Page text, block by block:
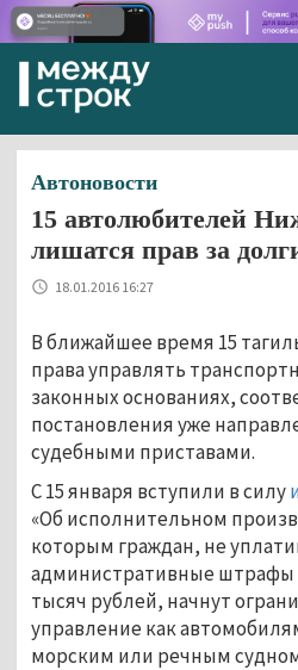
Автоновости
15 автолюбителей
лишатся прав за
18.01.2016 16:27
В ближайшее время 15
права управлять
законных основаниях,
постановления уже
судебными приставами.
С 15 января вступили в силу
«Об исполнительном
которым граждан, не
административные штрафы
тысяч рублей, начнут
управление как
морским или речным